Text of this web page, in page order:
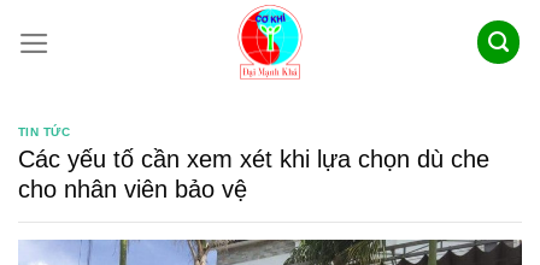
TIN TỨC
Các yếu tố cần xem xét khi lựa chọn dù che
cho nhân viên bảo vệ